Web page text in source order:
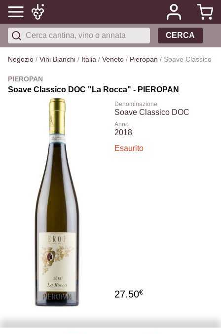
CERCA
Negozio / Vini Bianchi / Italia / Veneto / Pieropan / Soave Classico
PIEROPAN
Soave Classico DOC "La Rocca" - PIEROPAN
Denominazione
Soave Classico DOC
Anno
2018
Esaurito
27.50€